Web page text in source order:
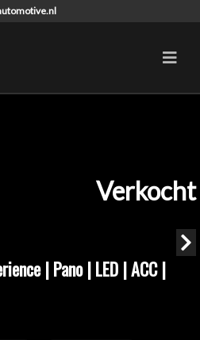
Verkocht
| Pano | LED | ACC |